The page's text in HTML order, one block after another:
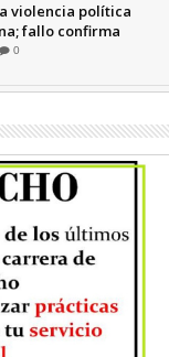
violencia política
fallo confirma
Martínez
0